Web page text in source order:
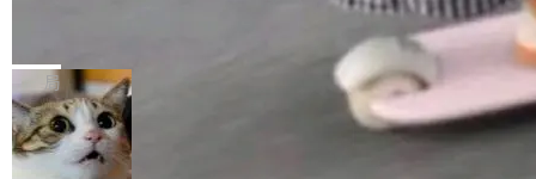
个小型数据库，应用天然按分片构建，单个数据
库的竞争和爆炸半径问题在设计层面就被消除
了。 闲置的 cell 会休眠到几乎不占资源。当 cel
l 迁移或唤醒时，新宿主从 S3 恢复 SQLite 数据
库继续执行。存储库是持久化的唯一真相...
高价的三星折叠（三星Galaxy Z Fold8 Ultra / Z
Fold8 / Z Flip8）外，其余要么是中低端机器，
例如iQOO Z11i、REDMI Note 17、REDMI No
te 17 Pro、OPPO K15，要么是vivo X300 E这
样的次旗舰。 Galaxy Z Fold8 Ultra / Z Fold8 /
Z Flip8三款折叠屏新机均在7月22日发布，且全
Zed 编辑器团队发布了新项目——DeltaDB，一
个在 git commit 之间记录每一次编辑操作的版
本控制系统。目前处于 Early Access 阶段。 De
ltaDB 的核心思路直接写在 landing page 最显
眼的位置：「Software is made between com
局
SpaceXAI 单季资本开支达 183 亿美元
根据风险投资人Tomer Tunguz 博客（VC 分